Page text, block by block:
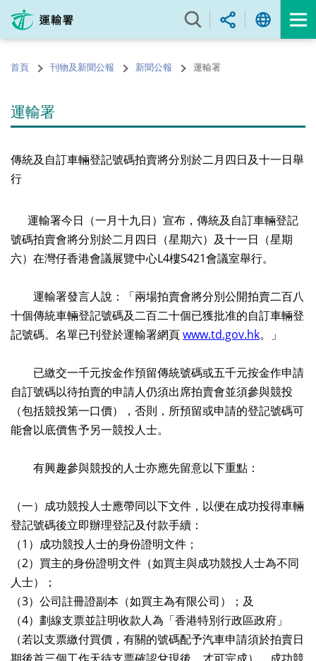
內
的首頁 刊物及新聞公報 新聞公報 運輸署
運輸署
傳統及自訂車輛登記號碼拍賣將分別於二月四日及十一日舉
行
運輸署今日（一月十九日）宣布，傳統及自訂車輛登記
號碼拍賣會將分別於二月四日（星期六）及十一日（星期
六）在灣仔香港會議展覽中心L4樓S421會議室舉行。
運輸署發言人說：「兩場拍賣會將分別公開拍賣二百八
十個傳統車輛登記號碼及二百二十個已獲批准的自訂車輛登
記號碼。名單已刊登於運輸署網頁www.td.gov.hk。」
已繳交一千元按金作預留傳統號碼或五千元按金作申請
自訂號碼以待拍賣的申請人仍須出席拍賣會並須參與競投
（包括競投第一口價），否則，所預留或申請的登記號碼可
能會以底價售予另一競投人士。
有興趣參與競投的人士亦應先留意以下重點：
（一）成功競投人士應帶同以下文件，以便在成功投得車輛
登記號碼後立即辦理登記及付款手續：
（1）成功競投人士的身份證明文件；
（2）買主的身份證明文件（如買主與成功競投人士為不同
人士）；
（3）公司註冊證副本（如買主為有限公司）；及
（4）劃線支票並註明收款人為「香港特別行政區政府」
（若以支票繳付買價，有關的號碼配予汽車申請須於拍賣日